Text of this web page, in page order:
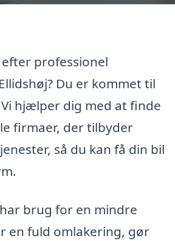
professionel
Du er kommet til
hjælper dig med at finde
firmaer, der tilbyder
så du kan få din bil
brug for en mindre
en fuld omlakering, gør